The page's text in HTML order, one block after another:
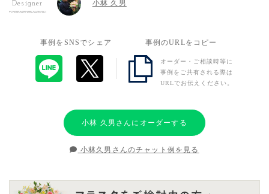
Designer 小林 久男
事例をSNSでシェア 事例のURLをコピー
オーダー・ご相談時等に
事例をご共有される際は
URLでお伝えください。
小林 久男さんにオーダーする
小林久男さんのチャット例を見る